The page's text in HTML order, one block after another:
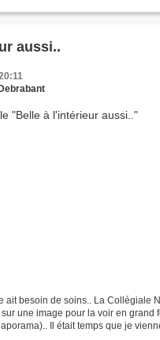
aussi..
ait besoin de soins.. La Collégiale
une image pour la voir en grand